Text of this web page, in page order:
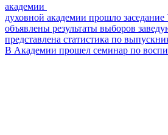
академии
духовной академии прошло
объявлены результаты выборов
представлена статистика по
В Академии прошел семинар по